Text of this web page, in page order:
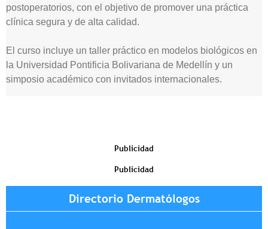
postoperatorios, con el objetivo de promover una práctica
clínica segura y de alta calidad.
El curso incluye un taller práctico en modelos biológicos en
la Universidad Pontificia Bolivariana de Medellín y un
simposio académico con invitados internacionales.
Publicidad
Publicidad
Directorio Dermatólogos